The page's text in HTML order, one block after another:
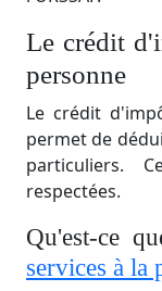
Le crédit
personne
Le crédit
permet de
particuliers.
respectées.
Qu'est-ce
services à la